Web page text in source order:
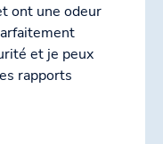
ont une odeur
et je peux
rapports